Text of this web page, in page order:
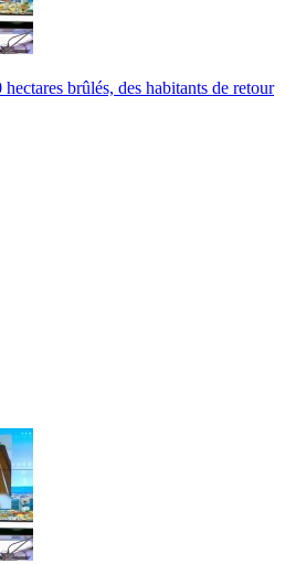
brûlés, des habitants de retour